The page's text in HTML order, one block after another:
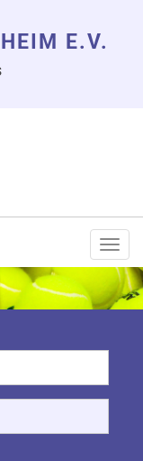
E.V.